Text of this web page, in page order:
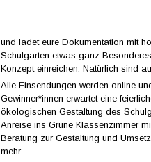
und ladet eure Dokumentation mit
Schulgarten etwas ganz
Konzept einreichen. Natürlich sind
Alle Einsendungen werden online
Gewinner*innen erwartet eine
ökologischen Gestaltung des
Anreise ins Grüne Klassenzimmer
Beratung zur Gestaltung und
mehr.